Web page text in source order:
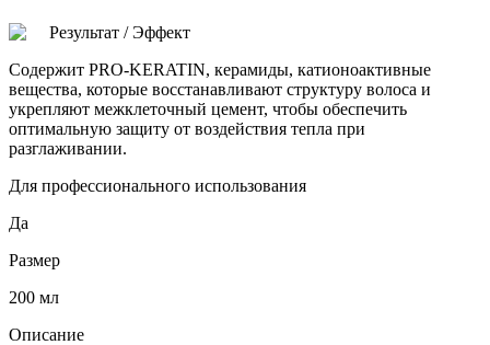
Результат / Эффект
Содержит PRO-KERATIN, керамиды, катионоактивные
вещества, которые восстанавливают структуру волоса и
укрепляют межклеточный цемент, чтобы обеспечить
оптимальную защиту от воздействия тепла при
разглаживании.
Для профессионального использования
Да
Размер
200 мл
Описание